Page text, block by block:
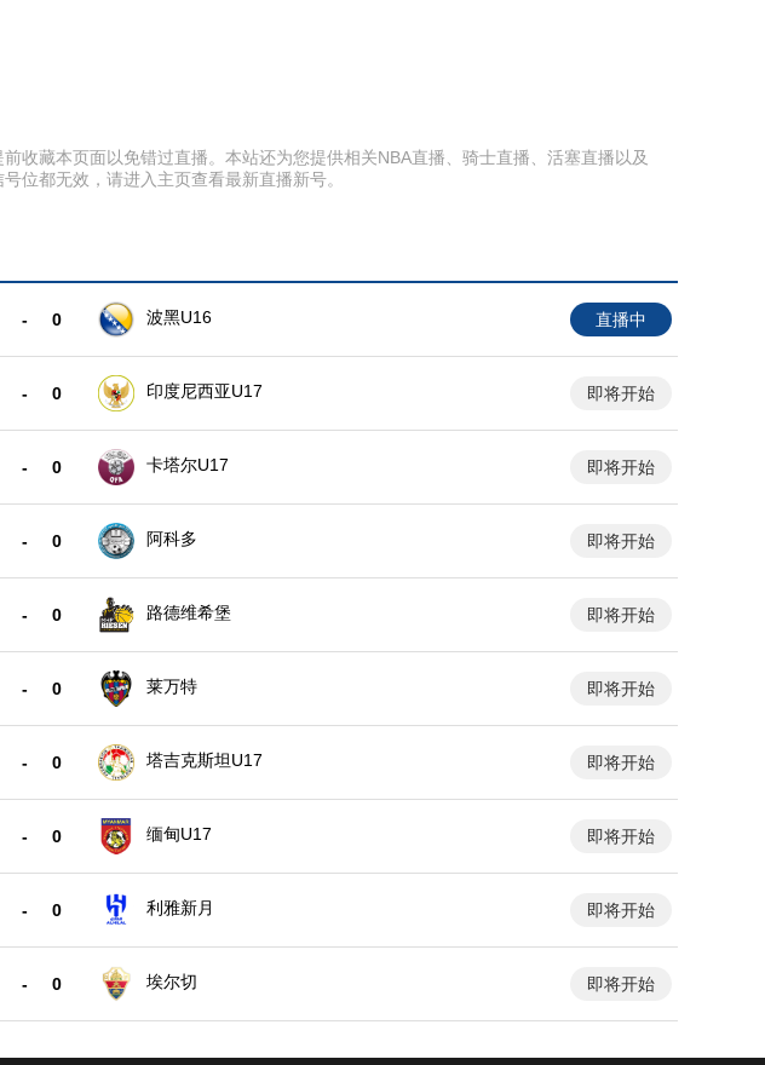
收藏本页面以免错过直播。本站还为您提供相关NBA直播、骑士直播、活塞直播以及
位都无效，请进入主页查看最新直播新号。
- 0 波黑U16 直播中
- 0 印度尼西亚U17 即将开始
- 0 卡塔尔U17 即将开始
- 0 阿科多 即将开始
- 0 路德维希堡 即将开始
- 0 莱万特 即将开始
- 0 塔吉克斯坦U17 即将开始
- 0 缅甸U17 即将开始
- 0 利雅新月 即将开始
- 0 埃尔切 即将开始